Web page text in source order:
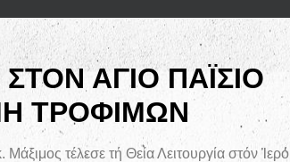
ΑΓΙΟ ΠΑΪΣΙΟ
ΤΡΟΦΙΜΩΝ
τέλεσε τή Θεία Λειτουργία στόν